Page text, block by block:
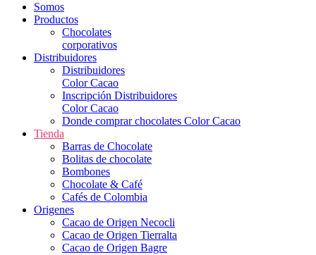
Somos
Productos
Chocolates
corporativos
Distribuidores
Distribuidores
Color Cacao
Inscripción Distribuidores
Color Cacao
Donde comprar chocolates Color Cacao
Tienda
Barras de Chocolate
Bolitas de chocolate
Bombones
Chocolate & Café
Cafés de Colombia
Origenes
Cacao de Origen Necocli
Cacao de Origen Tierralta
Cacao de Origen Bagre